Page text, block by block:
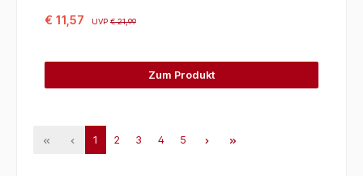
€ 11,57 UVP€ 21,99
Zum Produkt
1 2 3 4 5